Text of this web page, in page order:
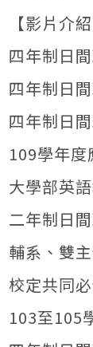
【影片介
四年制日
四年制日
四年制日
109學年
大學部英
二年制日
輔系、雙
校定共同
103至105